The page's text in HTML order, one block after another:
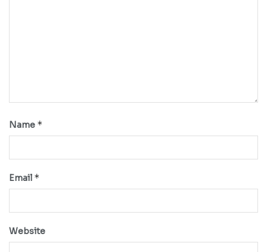
Name *
Email *
Website